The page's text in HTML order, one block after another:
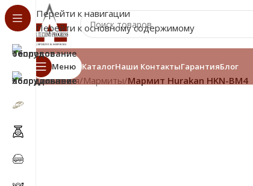
Перейти к навигации
Перейти к основному содержимому
Меню КаталогНаши КонтактыГарантияБлог
Главная/Мармиты/Мармит Hurakan HKN-BM4